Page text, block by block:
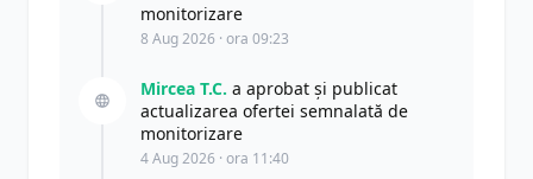
monitorizare
8 Aug 2026 · ora 09:23
Mircea T.C. a aprobat și publicat
actualizarea ofertei semnalată de
monitorizare
4 Aug 2026 · ora 11:40